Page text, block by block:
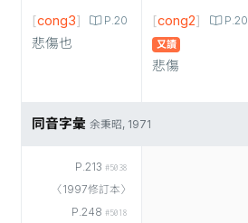
P.20
[cong3]
悲傷也
P.20
[cong2]
又讀
悲傷
同音字彙 余秉昭, 1971
P.213 #5038
〈1997修訂本〉
P.248 #5018